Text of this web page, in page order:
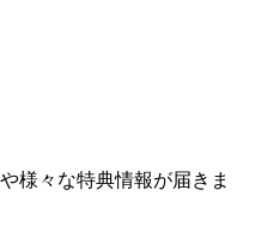
様々な特典情報が届きま